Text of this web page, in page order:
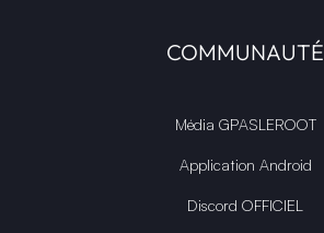
COMMUNAUTÉ
Média GPASLEROOT
Application Android
Discord OFFICIEL